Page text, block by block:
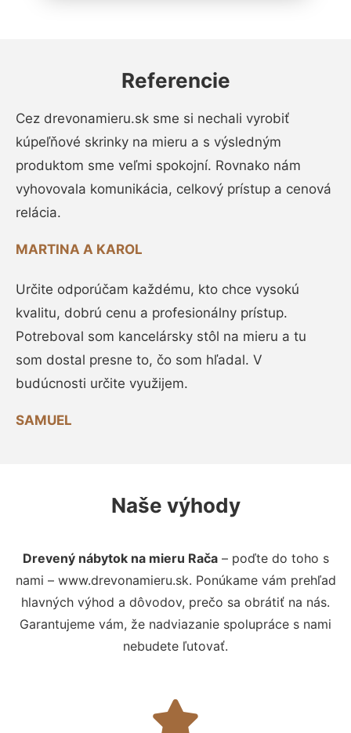
Referencie
Cez drevonamieru.sk sme si nechali vyrobiť
kúpeľňové skrinky na mieru a s výsledným
produktom sme veľmi spokojní. Rovnako nám
vyhovovala komunikácia, celkový prístup a cenová
relácia.
MARTINA A KAROL
Určite odporúčam každému, kto chce vysokú
kvalitu, dobrú cenu a profesionálny prístup.
Potreboval som kancelársky stôl na mieru a tu
som dostal presne to, čo som hľadal. V
budúcnosti určite využijem.
SAMUEL
Naše výhody
Drevený nábytok na mieru Rača– poďte do toho s
nami – www.drevonamieru.sk. Ponúkame vám prehľad
hlavných výhod a dôvodov, prečo sa obrátiť na nás.
Garantujeme vám, že nadviazanie spolupráce s nami
nebudete ľutovať.